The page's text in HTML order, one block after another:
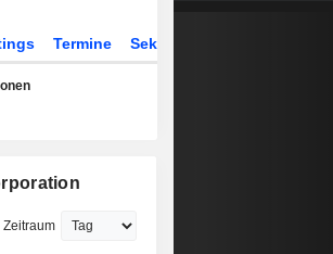
Termine Sektor
Zeitraum